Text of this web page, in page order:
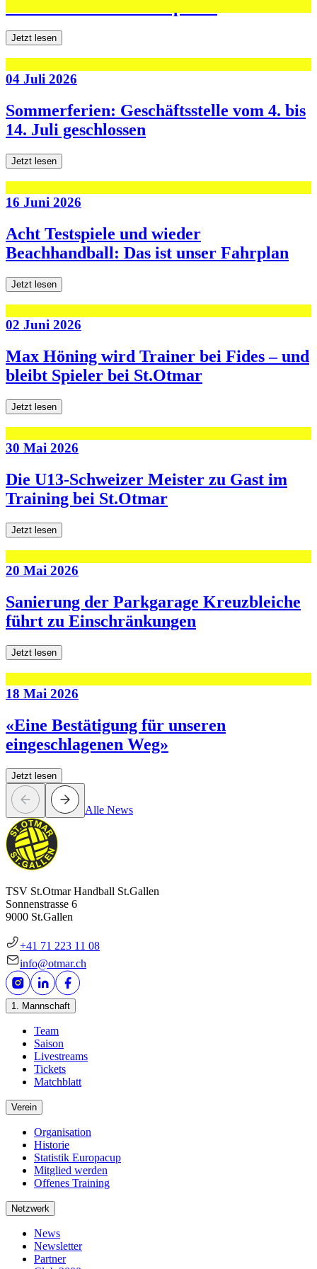
Jetzt lesen
04 Juli 2026
Sommerferien: Geschäftsstelle vom 4. bis
14. Juli geschlossen
Jetzt lesen
16 Juni 2026
Acht Testspiele und wieder
Beachhandball: Das ist unser Fahrplan
Jetzt lesen
02 Juni 2026
Max Höning wird Trainer bei Fides – und
bleibt Spieler bei St.Otmar
Jetzt lesen
30 Mai 2026
Die U13-Schweizer Meister zu Gast im
Training bei St.Otmar
Jetzt lesen
20 Mai 2026
Sanierung der Parkgarage Kreuzbleiche
führt zu Einschränkungen
Jetzt lesen
18 Mai 2026
«Eine Bestätigung für unseren
eingeschlagenen Weg»
Jetzt lesen
Alle News
TSV St.Otmar Handball St.Gallen
Sonnenstrasse 6
9000 St.Gallen
+41 71 223 11 08
info@otmar.ch
1. Mannschaft
Team
Saison
Livestreams
Tickets
Matchblatt
Verein
Organisation
Historie
Statistik Europacup
Mitglied werden
Offenes Training
Netzwerk
News
Newsletter
Partner